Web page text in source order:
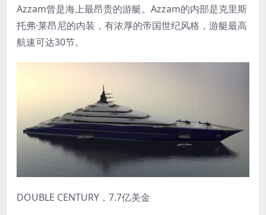
Azzam曾是海上最昂贵的游艇。Azzam的内部是克里斯
托弗·莱昂尼的内装，有浓厚的帝国世纪风格，游艇最高
航速可达30节。
DOUBLE CENTURY，7.7亿美金